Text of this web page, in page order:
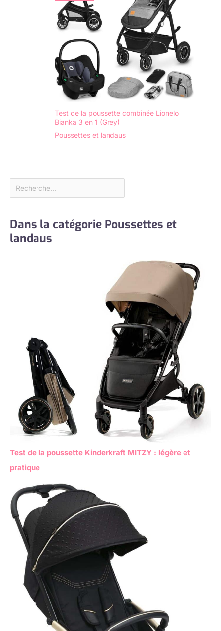
Test de la poussette combinée Lionelo
Bianka 3 en 1 (Grey)
Poussettes et landaus
Dans la catégorie Poussettes et
landaus
Test de la poussette Kinderkraft MITZY : légère et
pratique